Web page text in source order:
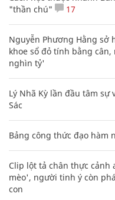
"thần chú"
17
Nguyễn Phương Hằng
khoe sổ đỏ tính bằng
nghìn tỷ'
Lý Nhã Kỳ lần đầu tâm
Sác
Bảng công thức đạo hàm
Clip lột tả chân thực
mèo', người tinh ý còn
con